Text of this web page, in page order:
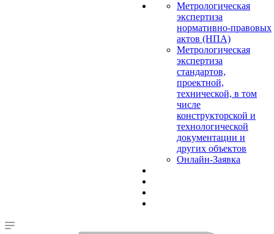
Метрологическая
экспертиза
нормативно-правовых
актов (НПА)
Метрологическая
экспертиза
стандартов,
проектной,
технической, в том
числе
конструкторской и
технологической
документации и
других объектов
Онлайн-Заявка